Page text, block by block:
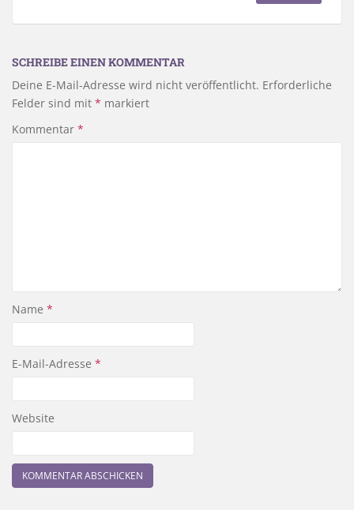
SCHREIBE EINEN KOMMENTAR
Deine E-Mail-Adresse wird nicht veröffentlicht. Erforderliche
Felder sind mit * markiert
Kommentar *
Name *
E-Mail-Adresse *
Website